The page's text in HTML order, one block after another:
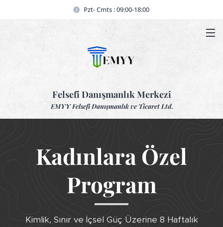
Pzt- Cmts : 09:00-18:00
Felsefi Danışmanlık Merkezi
EMYY Felsefi Danışmanlık ve Ticaret Ltd.
Kadınlara Özel
Program
Kimlik, Sınır ve İçsel Güç Üzerine 8 Haftalık